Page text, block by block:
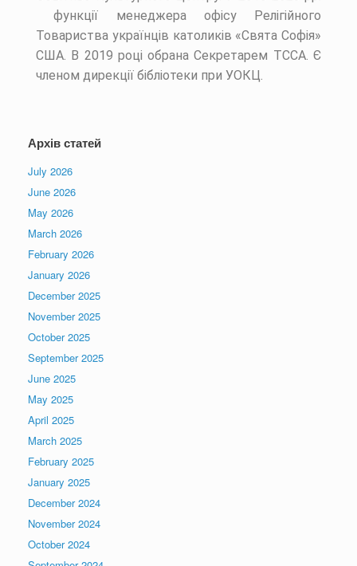
функції менеджера офісу Релігійного
Товариства українців католиків «Свята Софія»
США. В 2019 році обрана Секретарем ТССА. Є
членом дирекції бібліотеки при УОКЦ.
Архів статей
July 2026
June 2026
May 2026
March 2026
February 2026
January 2026
December 2025
November 2025
October 2025
September 2025
June 2025
May 2025
April 2025
March 2025
February 2025
January 2025
December 2024
November 2024
October 2024